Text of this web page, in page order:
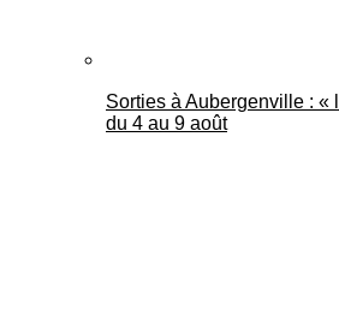
Sorties à Aubergenville : «
du 4 au 9 août